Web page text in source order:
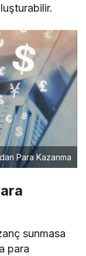
Para Kazanma
sunmasa
para